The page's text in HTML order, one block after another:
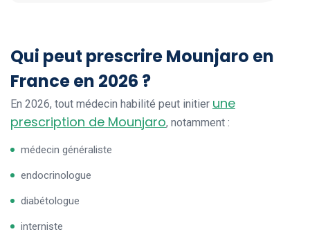
Qui peut prescrire Mounjaro en
France en 2026 ?
En 2026, tout médecin habilité peut initier une
prescription de Mounjaro, notamment :
médecin généraliste
endocrinologue
diabétologue
interniste